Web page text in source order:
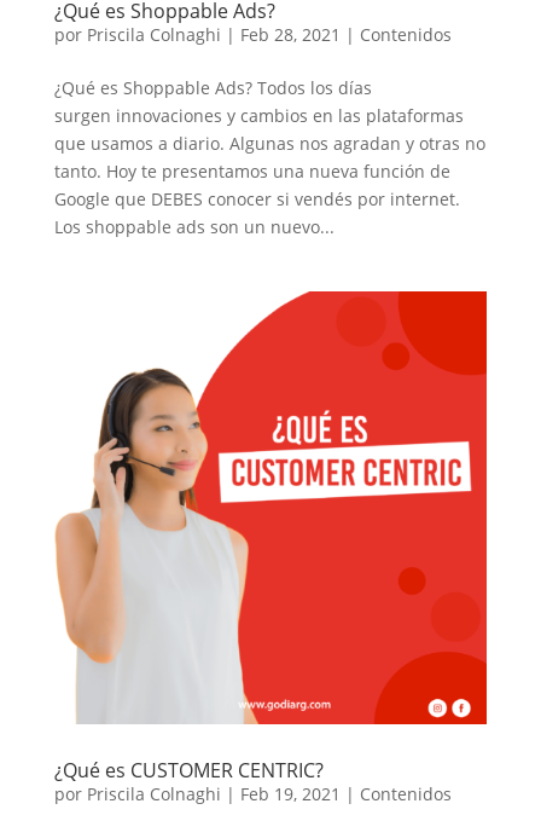
¿Qué es Shoppable Ads?
por Priscila Colnaghi | Feb 28, 2021 | Contenidos
¿Qué es Shoppable Ads? Todos los días
surgen innovaciones y cambios en las plataformas
que usamos a diario. Algunas nos agradan y otras no
tanto. Hoy te presentamos una nueva función de
Google que DEBES conocer si vendés por internet.
Los shoppable ads son un nuevo...
¿Qué es CUSTOMER CENTRIC?
por Priscila Colnaghi | Feb 19, 2021 | Contenidos